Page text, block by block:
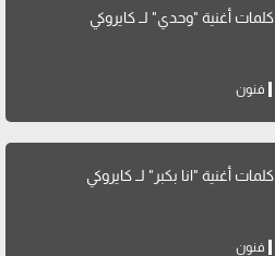
كلمات أغنية "وحدي" لــ كايروكي
فنون
كلمات أغنية "انا بكبر" لــ كايروكي
فنون